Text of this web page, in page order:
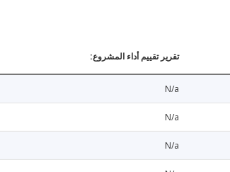
تقرير تقييم أداء المشروع:
N/a
N/a
N/a